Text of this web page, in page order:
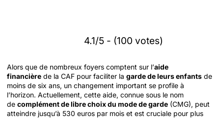
4.1/5 - (100 votes)
Alors que de nombreux foyers comptent sur l’aide
financière de la CAF pour faciliter la garde de leurs enfants de
moins de six ans, un changement important se profile à
l’horizon. Actuellement, cette aide, connue sous le nom
de complément de libre choix du mode de garde (CMG), peut
atteindre jusqu’à 530 euros par mois et est cruciale pour plus